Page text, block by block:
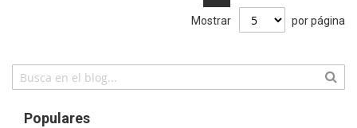
Mostrar por página
Populares